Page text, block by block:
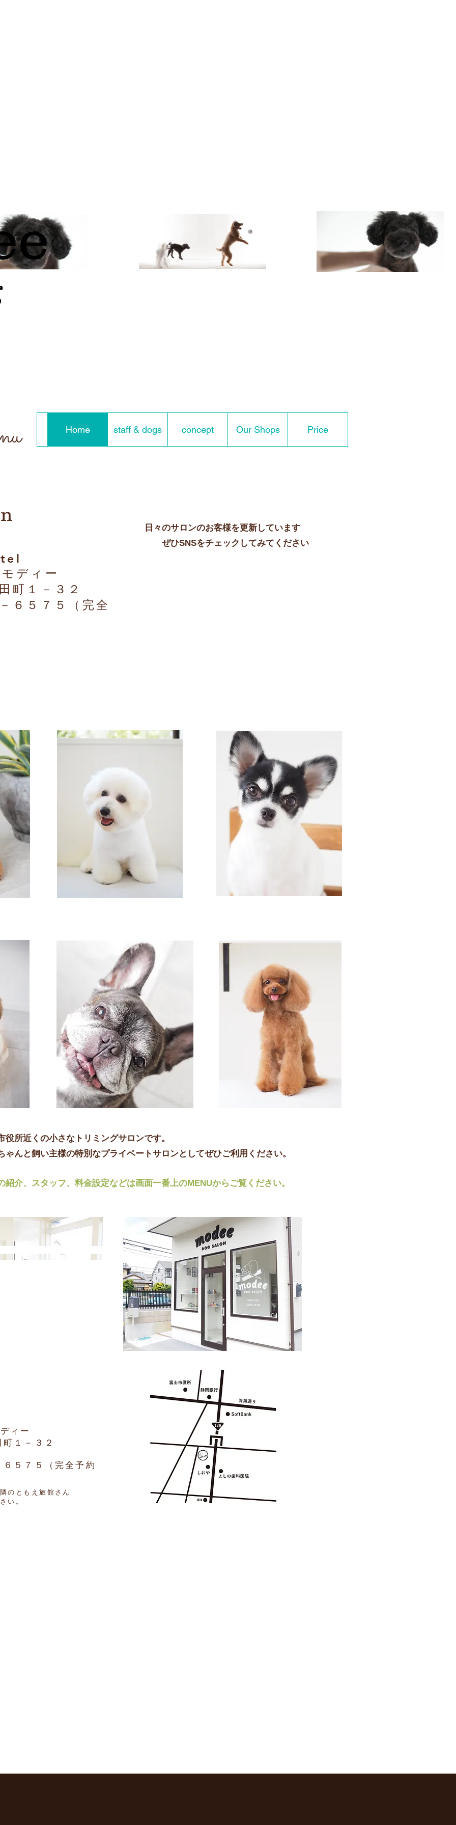
Home staff & dogs concept Our Shops Price
日々のサロンのお客様を更新しています
​ ぜひSNSをチェックしてみてください
ディー
町１－３２
６５７５（完全
役所近くの小さなトリミングサロンです。
ゃんと飼い主様の特別なプライベートサロンとしてぜひご利用ください。
紹介、スタッフ、料金設定などは画面一番上のMENUからご覧ください。
ィー
１－３２
５７５（完全予約
のともえ旅館さん
い。